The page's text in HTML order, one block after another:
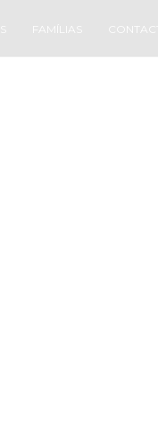
FAMÍLIAS